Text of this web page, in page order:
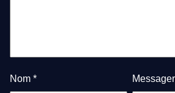
Nom *